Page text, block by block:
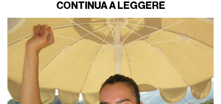
CONTINUA A LEGGERE